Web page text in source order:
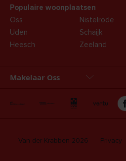
Populaire woonplaatsen
Oss
Uden
Heesch
Nistelrode
Schaijk
Zeeland
Makelaar Oss
Van der Krabben 2026 Privacy
Oss Uden Zakelijk